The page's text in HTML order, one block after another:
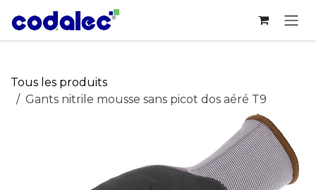
Se rendre au contenu
Tous les produits
Gants nitrile mousse sans picot dos aéré T9